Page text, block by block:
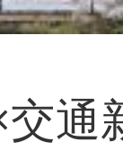
通